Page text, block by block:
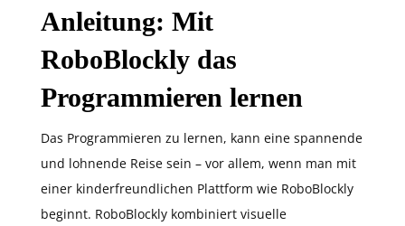
Anleitung: Mit
RoboBlockly das
Programmieren lernen
Das Programmieren zu lernen, kann eine spannende
und lohnende Reise sein – vor allem, wenn man mit
einer kinderfreundlichen Plattform wie RoboBlockly
beginnt. RoboBlockly kombiniert visuelle